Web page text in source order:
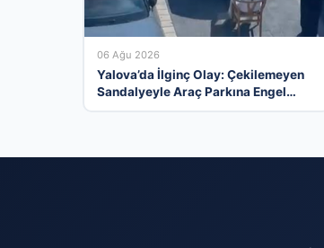
06 Ağu 2026
Yalova’da İlginç Olay: Çekilemeyen
Sandalyeyle Araç Parkına Engel